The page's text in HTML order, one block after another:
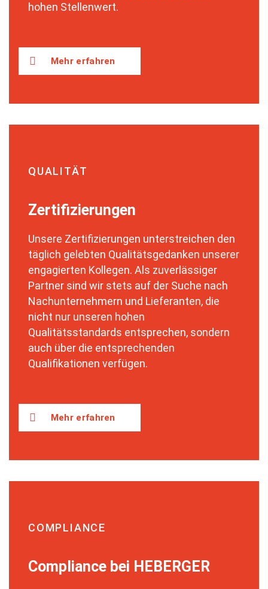
hohen Stellenwert.
Mehr erfahren
QUALITÄT
Zertifizierungen
Unsere Zertifizierungen unterstreichen den
täglich gelebten Qualitätsgedanken unserer
engagierten Kollegen. Als zuverlässiger
Partner sind wir stets auf der Suche nach
Nachunternehmern und Lieferanten, die
nicht nur unseren hohen
Qualitätsstandards entsprechen, sondern
auch über die entsprechenden
Qualifikationen verfügen.
Mehr erfahren
COMPLIANCE
Compliance bei HEBERGER